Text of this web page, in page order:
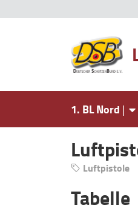
1. BL Nord
Luftpistole
Tabelle